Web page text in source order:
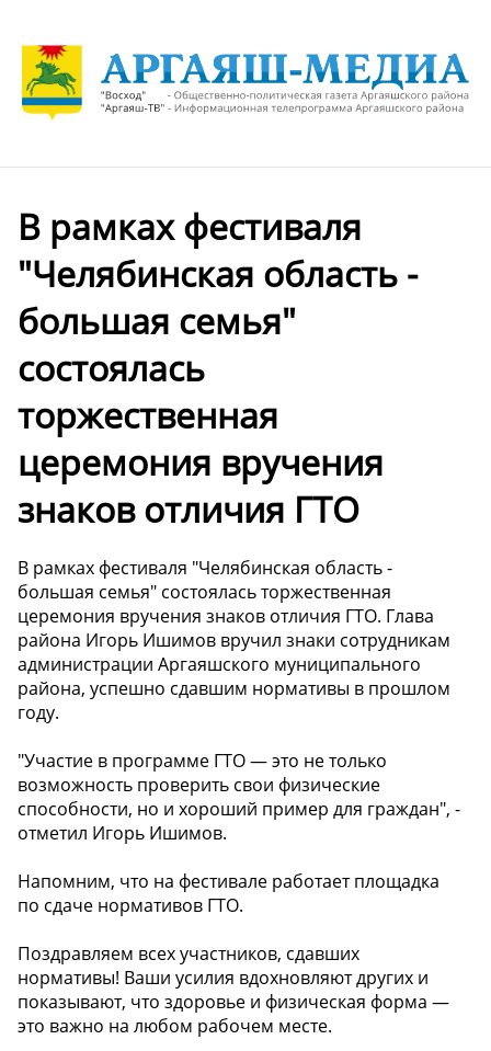
В рамках фестиваля
"Челябинская область -
большая семья"
состоялась
торжественная
церемония вручения
знаков отличия ГТО
В рамках фестиваля "Челябинская область -
большая семья" состоялась торжественная
церемония вручения знаков отличия ГТО. Глава
района Игорь Ишимов вручил знаки сотрудникам
администрации Аргаяшского муниципального
района, успешно сдавшим нормативы в прошлом
году.
"Участие в программе ГТО — это не только
возможность проверить свои физические
способности, но и хороший пример для граждан", -
отметил Игорь Ишимов.
Напомним, что на фестивале работает площадка
по сдаче нормативов ГТО.
Поздравляем всех участников, сдавших
нормативы! Ваши усилия вдохновляют других и
показывают, что здоровье и физическая форма —
это важно на любом рабочем месте.